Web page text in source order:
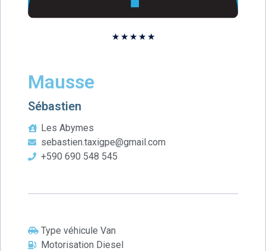
★ ★ ★ ★ ★
Mausse
Sébastien
Les Abymes
sebastien.taxigpe@gmail.com
+590 690 548 545
Type véhicule Van
Motorisation Diesel